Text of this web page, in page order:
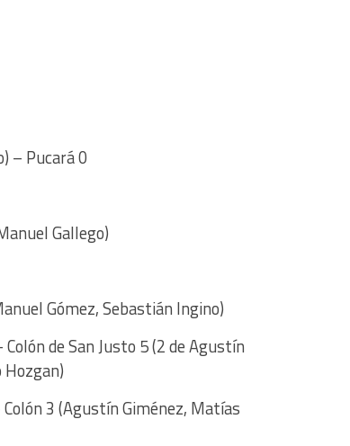
– Pucará 0
Gallego)
Gómez, Sebastián Ingino)
de San Justo 5 (2 de Agustín
3 (Agustín Giménez, Matías